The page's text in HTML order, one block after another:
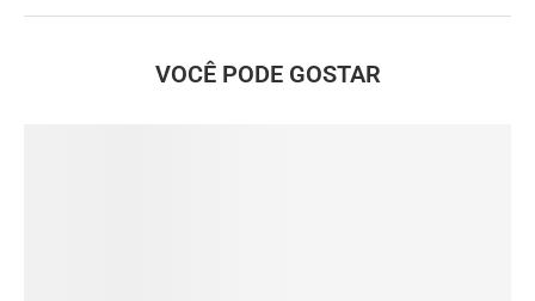
VOCÊ PODE GOSTAR